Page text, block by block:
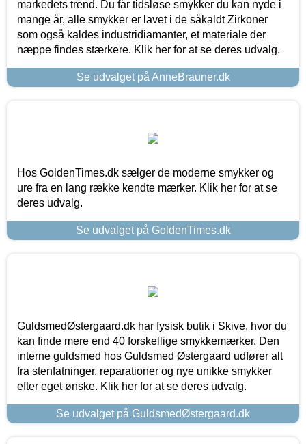
markedets trend. Du får tidsløse smykker du kan nyde i
mange år, alle smykker er lavet i de såkaldt Zirkoner
som også kaldes industridiamanter, et materiale der
næppe findes stærkere. Klik her for at se deres udvalg.
Se udvalget på AnneBrauner.dk
Hos GoldenTimes.dk sælger de moderne smykker og
ure fra en lang række kendte mærker. Klik her for at se
deres udvalg.
Se udvalget på GoldenTimes.dk
GuldsmedØstergaard.dk har fysisk butik i Skive, hvor du
kan finde mere end 40 forskellige smykkemærker. Den
interne guldsmed hos Guldsmed Østergaard udfører alt
fra stenfatninger, reparationer og nye unikke smykker
efter eget ønske. Klik her for at se deres udvalg.
Se udvalget på GuldsmedØstergaard.dk